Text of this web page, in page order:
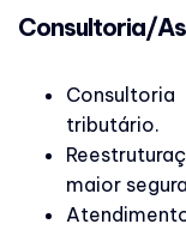
Consultoria/
tributário.
maior